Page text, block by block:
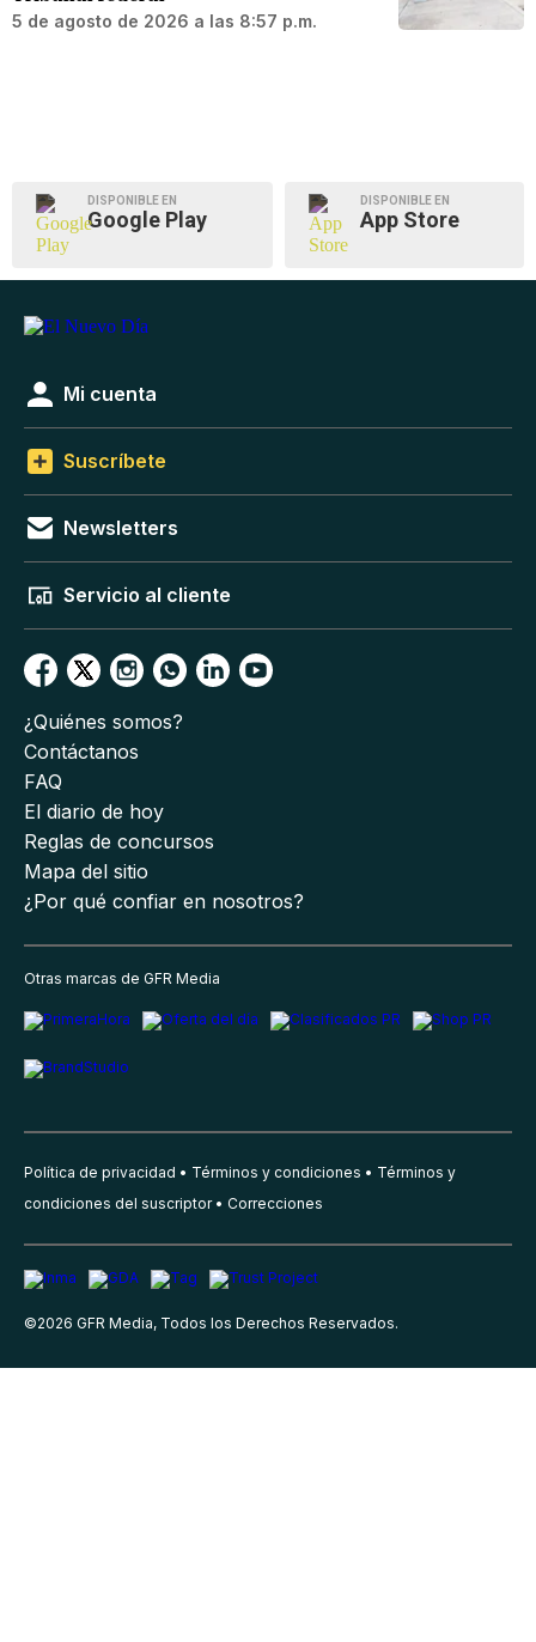
5 de agosto de 2026 a las 8:57 p.m.
DISPONIBLE EN
Google Play
DISPONIBLE EN
App Store
Mi cuenta
Suscríbete
Newsletters
Servicio al cliente
¿Quiénes somos?
Contáctanos
FAQ
El diario de hoy
Reglas de concursos
Mapa del sitio
¿Por qué confiar en nosotros?
Otras marcas de GFR Media
Política de privacidad Términos y condiciones
Términos y
condiciones del suscriptor
Correcciones
©2026 GFR Media, Todos los Derechos Reservados.